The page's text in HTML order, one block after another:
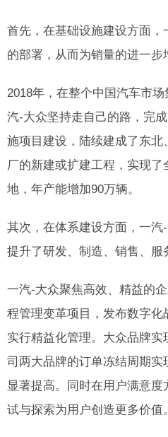
首先，在基础设施建设方面
的部署，从而为销量的进一步
2018年，在整个中国汽车市场
汽-大众坚持走自己的路，完
施项目建设，陆续建成了东
厂的新建或扩建工程，实现
地，年产能增加90万辆。
其次，在体系建设方面，一
提升了研发、制造、销售、服
一汽-大众聚焦高效、精益的
程管理变革项目，发布数字
实行精益化管理。大众品牌
司两大品牌的订单冻结周期
显著提高。同时在用户满意
试与探索为用户创造更多价值。